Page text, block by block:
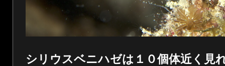
シリウスベニハゼは１０個体近く見